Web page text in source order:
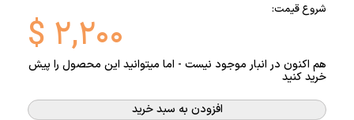
شروع قیمت:
$ ۲,۲۰۰
هم اکنون در انبار موجود نیست - اما میتوانید این محصول را پیش
خرید کنید
افزودن به سبد خرید